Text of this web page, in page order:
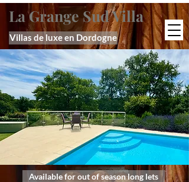
Villas de luxe en Dordogne
Available for out of season long lets
La Grange Sud Villa